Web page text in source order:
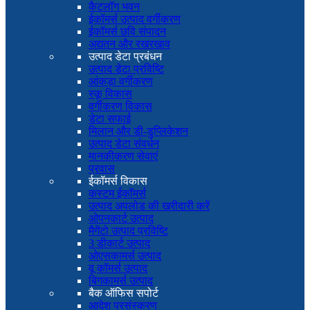
कैटलॉग भवन
ईकॉमर्स उत्पाद वर्गीकरण
ईकॉमर्स छवि संपादन
अद्यतन और रखरखाव
उत्पाद डेटा प्रबंधन
उत्पाद डेटा प्रविष्टि
आंकड़ा वर्गीकरण
स्कू विकास
वर्गीकरण विकास
डेटा सफाई
मिलान और डी-डुप्लिकेशन
उत्पाद डेटा संवर्धन
मानकीकरण सेवाएं
प्रवास
ईकॉमर्स विकास
कस्टम ईकॉमर्स
उत्पाद अपलोड की खरीदारी करें
ओपनकार्ट उत्पाद
मैगेंटो उत्पाद प्रविष्टि
3 डीकार्ट उत्पाद
ओएसकामर्स उत्पाद
वू कॉमर्स उत्पाद
बिगकामर्स उत्पाद
बैक ऑफिस सपोर्ट
आदेश प्रसंस्करण